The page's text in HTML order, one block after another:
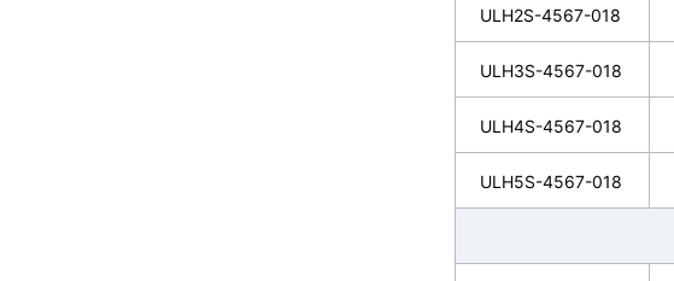
ULH2S-4567-018
ULH3S-4567-018
ULH4S-4567-018
ULH5S-4567-018